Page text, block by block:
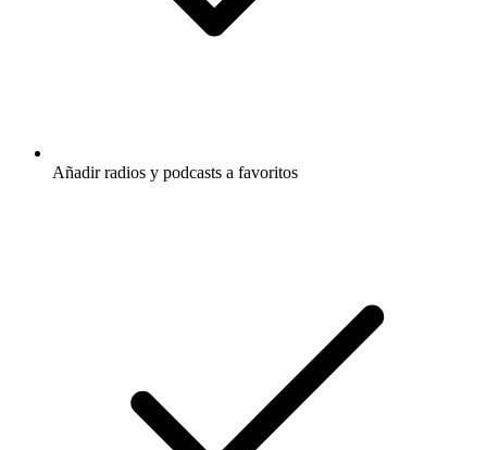
Añadir radios y podcasts a favoritos